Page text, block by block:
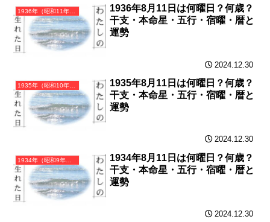
1936年（昭和11年）丙子（ひのえね）・子年（ねずみ年）カレンダー（月曜はじまり）
1936年8月11日は何曜日？何歳？
干支・本命星・五行・宿曜・暦と
運勢
2024.12.30
1935年（昭和10年）乙亥（きのとい）・亥年（いのしし年）カレンダー（月曜はじまり）
1935年8月11日は何曜日？何歳？
干支・本命星・五行・宿曜・暦と
運勢
2024.12.30
1934年（昭和9年）甲戌（きのえいぬ）・戌年（いぬ年）カレンダー（月曜はじまり）
1934年8月11日は何曜日？何歳？
干支・本命星・五行・宿曜・暦と
運勢
2024.12.30